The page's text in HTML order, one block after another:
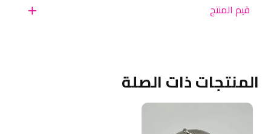
قيم المنتج
المنتجات ذات الصلة